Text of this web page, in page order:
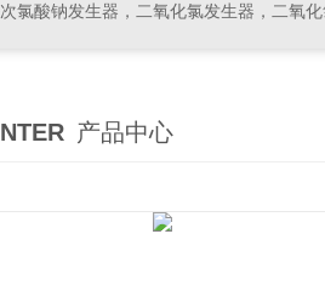
酸钠发生器，二氧化氯发生器，二氧化氯投加器，缓释消毒器
产品中心